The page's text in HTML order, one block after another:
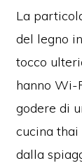
La
del legno
tocco
hanno Wi-
godere di
cucina thai
dalla